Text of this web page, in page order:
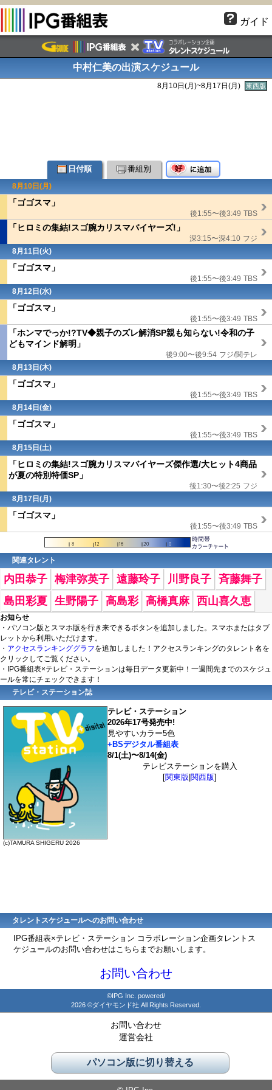
ガイド
中村仁美の出演スケジュール
8月10日(月)~8月17日(月) 東西版
日付順 番組別
8月10日(月)
「ゴゴスマ」
後1:55〜後3:49 TBS
「ヒロミの集結!スゴ腕カリスマバイヤーズ!」
深3:15〜深4:10 フジ
8月11日(火)
「ゴゴスマ」
後1:55〜後3:49 TBS
8月12日(水)
「ゴゴスマ」
後1:55〜後3:49 TBS
「ホンマでっか!?TV◆親子のズレ解消SP親も知らない!令和の子
どもマインド解明」
後9:00〜後9:54 フジ/関テレ
8月13日(木)
「ゴゴスマ」
後1:55〜後3:49 TBS
8月14日(金)
「ゴゴスマ」
後1:55〜後3:49 TBS
8月15日(土)
「ヒロミの集結!スゴ腕カリスマバイヤーズ傑作選/大ヒット4商品
が夏の特別特価SP」
後1:30〜後2:25 フジ
8月17日(月)
「ゴゴスマ」
後1:55〜後3:49 TBS
関連タレント
内田恭子 梅津弥英子 遠藤玲子 川野良子 斉藤舞子
島田彩夏
生野陽子 高島彩 高橋真麻 西山喜久恵
お知らせ
・パソコン版とスマホ版を行き来できるボタンを追加しました。スマホまたはタブ
レットから利用いただけます。
・ アクセスランキンググラフを追加しました！アクセスランキングのタレント名を
クリックしてご覧ください。
・IPG番組表×テレビ・ステーションは毎日データ更新中！一週間先までのスケジュ
ールを常にチェックできます！
テレビ・ステーション誌
(c)TAMURA SHIGERU 2026
テレビ・ステーション
2026年17号発売中!
見やすいカラー5色
+BSデジタル番組表
8/1(土)〜8/14(金)
テレビステーションを購入
[関東版 関西版]
タレントスケジュールへのお問い合わせ
IPG番組表×テレビ・ステーション コラボレーション企画タレントス
ケジュールのお問い合わせはこちらまでお願いします。
お問い合わせ
©IPG Inc. powered/
2026 ©ダイヤモンド社 All Rights Reserved.
お問い合わせ
運営会社
パソコン版に切り替える